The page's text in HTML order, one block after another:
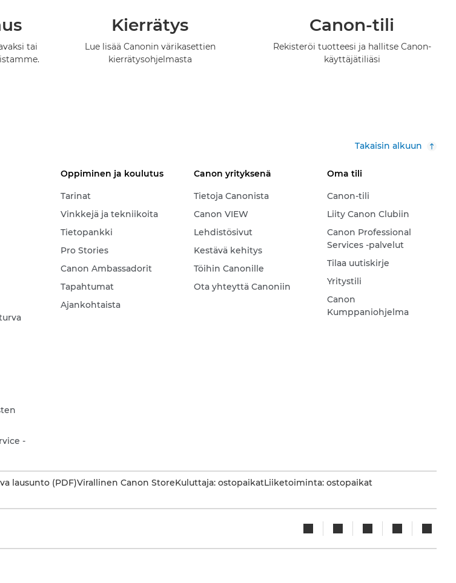
tai
Kierrätys
Lue lisää Canonin värikasettien
kierrätysohjelmasta
Canon-tili
Rekisteröi tuotteesi ja hallitse Canon-
käyttäjätiliäsi
Takaisin alkuun
-
Oppiminen ja koulutus
Tarinat
Vinkkejä ja tekniikoita
Tietopankki
Pro Stories
Canon Ambassadorit
Tapahtumat
Ajankohtaista
Canon yrityksenä
Tietoja Canonista
Canon VIEW
Lehdistösivut
Kestävä kehitys
Töihin Canonille
Ota yhteyttä Canoniin
Oma tili
Canon-tili
Liity Canon Clubiin
Canon Professional
Services -palvelut
Tilaa uutiskirje
Yritystili
Canon
Kumppaniohjelma
lausunto (PDF)Virallinen Canon StoreKuluttaja: ostopaikatLiiketoiminta: ostopaikat